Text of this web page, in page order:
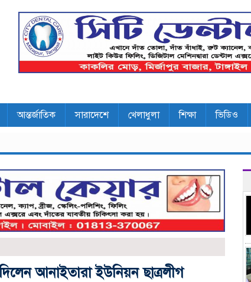
আন্তর্জাতিক সারাদেশে খেলাধুলা শিক্ষা ভিডিও
আনাইতারা ইউনিয়ন ছাত্রলীগ